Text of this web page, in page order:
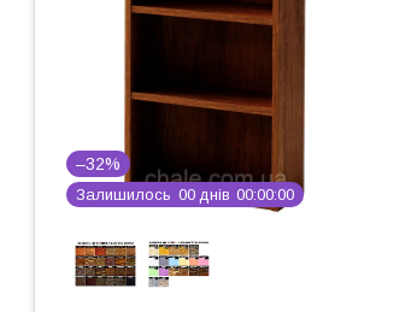
–32%
Залишилось 00 днів 00 00 00